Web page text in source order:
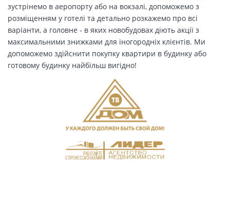
зустрінемо в аеропорту або на вокзалі, допоможемо з
розміщенням у готелі та детально розкажемо про всі
варіанти, а головне - в яких новобудовах діють акції з
максимальними знижками для іногородніх клієнтів. Ми
допоможемо здійснити покупку квартири в будинку або
готовому будинку найбільш вигідно!